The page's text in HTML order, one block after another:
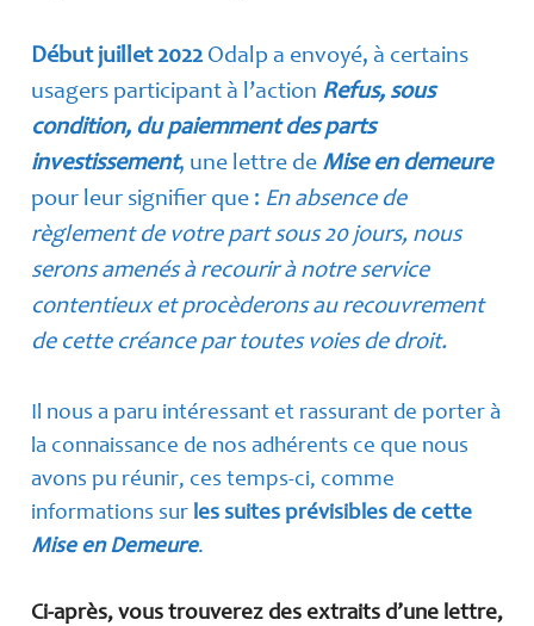
Début juillet 2022 Odalp a envoyé, à certains
usagers participant à l’action Refus, sous
condition, du paiemment des parts
investissement, une lettre de Mise en demeure
pour leur signifier que : En absence de
règlement de votre part sous 20 jours, nous
serons amenés à recourir à notre service
contentieux et procèderons au recouvrement
de cette créance par toutes voies de droit.
Il nous a paru intéressant et rassurant de porter à
la connaissance de nos adhérents ce que nous
avons pu réunir, ces temps-ci, comme
informations sur les suites prévisibles de cette
Mise en Demeure.
Ci-après, vous trouverez des extraits d’une lettre,